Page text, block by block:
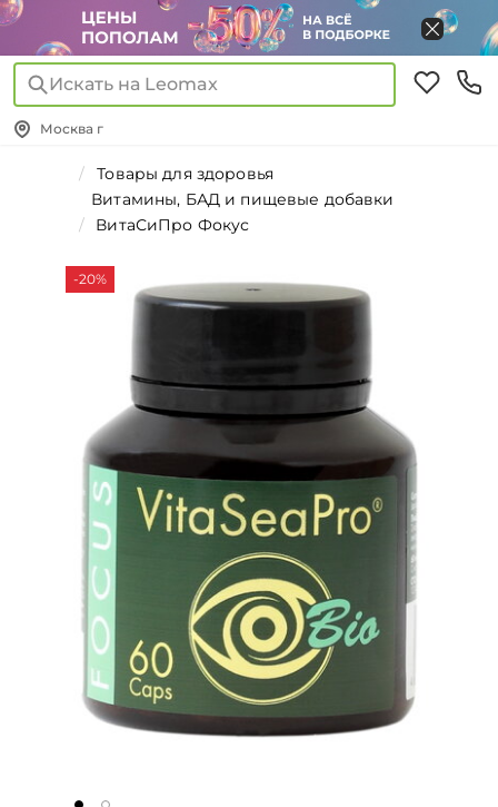
Искать на Leomax
Москва г
Товары для здоровья
Витамины, БАД и пищевые добавки
ВитаСиПро Фокус
-20%